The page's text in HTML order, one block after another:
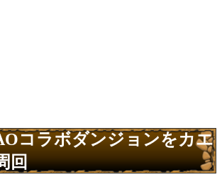
コラボダンジョンをカエ
回